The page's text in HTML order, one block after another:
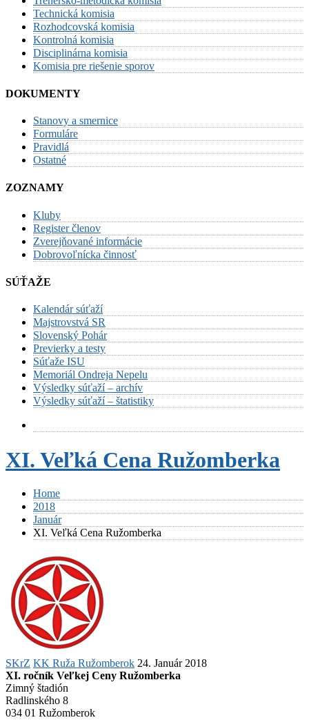
Technická komisia
Rozhodcovská komisia
Kontrolná komisia
Disciplinárna komisia
Komisia pre riešenie sporov
DOKUMENTY
Stanovy a smernice
Formuláre
Pravidlá
Ostatné
ZOZNAMY
Kluby
Register členov
Zverejňované informácie
Dobrovoľnícka činnosť
SÚŤAŽE
Kalendár súťaží
Majstrovstvá SR
Slovenský Pohár
Previerky a testy
Súťaže ISU
Memoriál Ondreja Nepelu
Výsledky súťaží – archív
Výsledky súťaží – štatistiky
XI. Veľká Cena Ružomberka
Home
2018
Január
XI. Veľká Cena Ružomberka
SKrZ KK Ruža Ružomberok 24. Január 2018
XI. ročník Veľkej Ceny Ružomberka
Zimný štadión
Radlinského 8
034 01 Ružomberok